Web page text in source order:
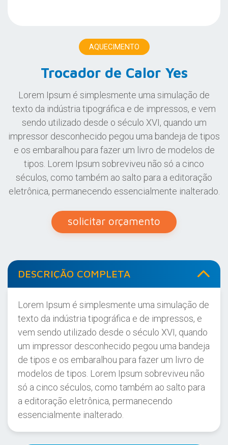
AQUECIMENTO
Trocador de Calor Yes
Lorem Ipsum é simplesmente uma simulação de
texto da indústria tipográfica e de impressos, e vem
sendo utilizado desde o século XVI, quando um
impressor desconhecido pegou uma bandeja de tipos
e os embaralhou para fazer um livro de modelos de
tipos. Lorem Ipsum sobreviveu não só a cinco
séculos, como também ao salto para a editoração
eletrônica, permanecendo essencialmente inalterado.
solicitar orçamento
DESCRIÇÃO COMPLETA
Lorem Ipsum é simplesmente uma simulação de
texto da indústria tipográfica e de impressos, e
vem sendo utilizado desde o século XVI, quando
um impressor desconhecido pegou uma bandeja
de tipos e os embaralhou para fazer um livro de
modelos de tipos. Lorem Ipsum sobreviveu não
só a cinco séculos, como também ao salto para
a editoração eletrônica, permanecendo
essencialmente inalterado.